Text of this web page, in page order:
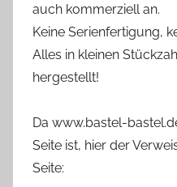
auch kommerziell an.
Keine Serienfertigung,
Alles in kleinen
hergestellt!
Da www.bastel-
Seite ist, hier der
Seite: